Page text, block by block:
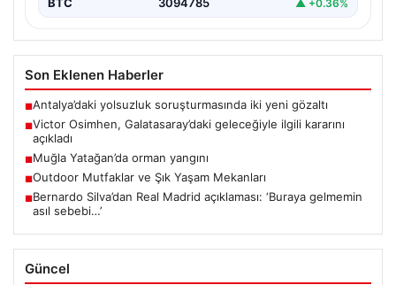
BTC 3094785 ▲ +0.36%
Son Eklenen Haberler
■Antalya’daki yolsuzluk soruşturmasında iki yeni gözaltı
■Victor Osimhen, Galatasaray’daki geleceğiyle ilgili kararını
açıkladı
■Muğla Yatağan’da orman yangını
■Outdoor Mutfaklar ve Şık Yaşam Mekanları
■Bernardo Silva’dan Real Madrid açıklaması: ‘Buraya gelmemin
asıl sebebi…’
Güncel